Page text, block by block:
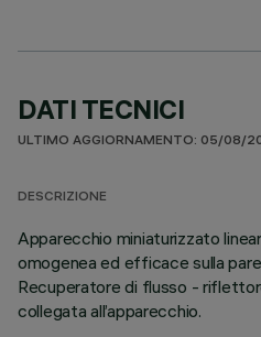
DATI TECNICI
ULTIMO AGGIORNAMENTO: 05/08/
DESCRIZIONE
Apparecchio miniaturizzato
omogenea ed efficace sulla
Recuperatore di flusso -
collegata all’apparecchio.